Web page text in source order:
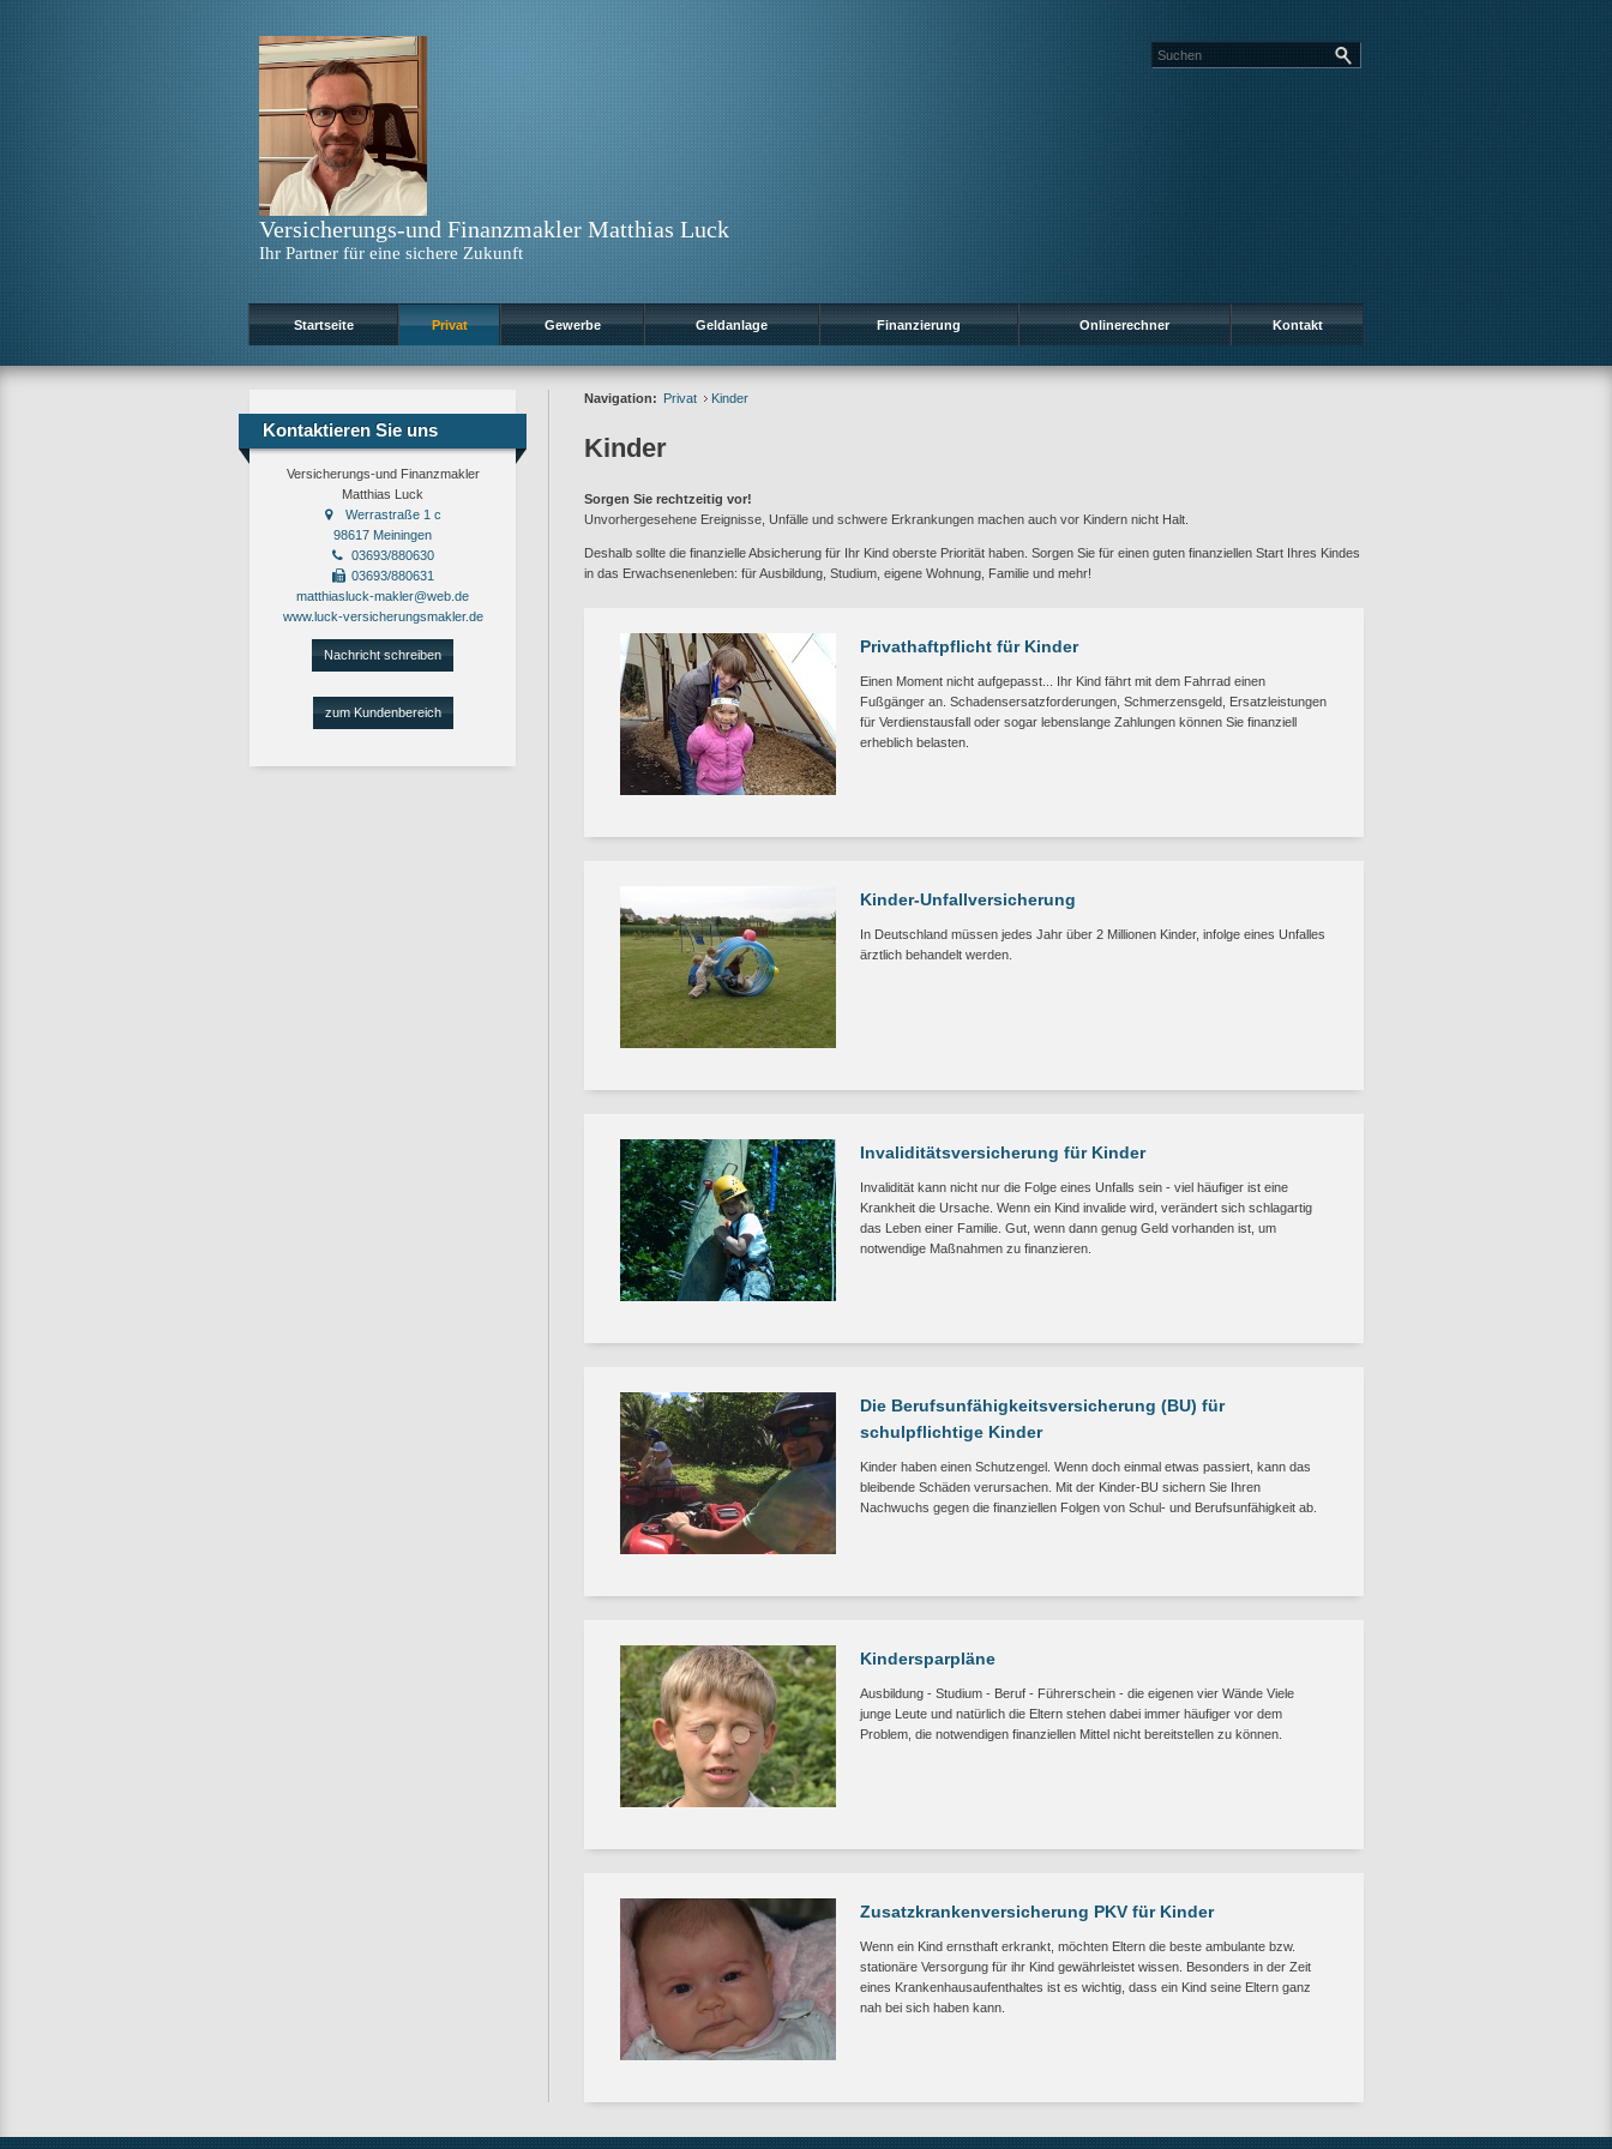
Versicherungs-und Finanzmakler Matthias Luck
Ihr Partner für eine sichere Zukunft
Startseite Privat Gewerbe Geldanlage Finanzierung Onlinerechner Kontakt
Kontaktieren Sie uns
Versicherungs-und Finanzmakler
Matthias Luck
Werrastraße 1 c
98617 Meiningen
03693/880630
03693/880631
matthiasluck-makler@web.de
www.luck-versicherungsmakler.de
Nachricht schreiben
zum Kundenbereich
Navigation: Privat Kinder
Kinder
Sorgen Sie rechtzeitig vor!
Unvorhergesehene Ereignisse, Unfälle und schwere Erkrankungen machen auch vor Kindern nicht Halt.
Deshalb sollte die finanzielle Absicherung für Ihr Kind oberste Priorität haben. Sorgen Sie für einen guten finanziellen Start Ihres Kindes
in das Erwachsenenleben: für Ausbildung, Studium, eigene Wohnung, Familie und mehr!
Privathaftpflicht für Kinder
Einen Moment nicht aufgepasst... Ihr Kind fährt mit dem Fahrrad einen
Fußgänger an. Schadensersatzforderungen, Schmerzensgeld, Ersatzleistungen
für Verdienstausfall oder sogar lebenslange Zahlungen können Sie finanziell
erheblich belasten.
Kinder-Unfallversicherung
In Deutschland müssen jedes Jahr über 2 Millionen Kinder, infolge eines Unfalles
ärztlich behandelt werden.
Invaliditätsversicherung für Kinder
Invalidität kann nicht nur die Folge eines Unfalls sein - viel häufiger ist eine
Krankheit die Ursache. Wenn ein Kind invalide wird, verändert sich schlagartig
das Leben einer Familie. Gut, wenn dann genug Geld vorhanden ist, um
notwendige Maßnahmen zu finanzieren.
Die Berufsunfähigkeitsversicherung (BU) für
schulpflichtige Kinder
Kinder haben einen Schutzengel. Wenn doch einmal etwas passiert, kann das
bleibende Schäden verursachen. Mit der Kinder-BU sichern Sie Ihren
Nachwuchs gegen die finanziellen Folgen von Schul- und Berufsunfähigkeit ab.
Kindersparpläne
Ausbildung - Studium - Beruf - Führerschein - die eigenen vier Wände Viele
junge Leute und natürlich die Eltern stehen dabei immer häufiger vor dem
Problem, die notwendigen finanziellen Mittel nicht bereitstellen zu können.
Zusatzkrankenversicherung PKV für Kinder
Wenn ein Kind ernsthaft erkrankt, möchten Eltern die beste ambulante bzw.
stationäre Versorgung für ihr Kind gewährleistet wissen. Besonders in der Zeit
eines Krankenhausaufenthaltes ist es wichtig, dass ein Kind seine Eltern ganz
nah bei sich haben kann.